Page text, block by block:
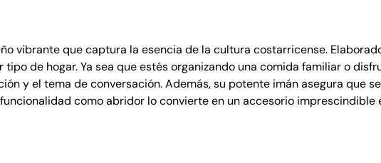
L
e
t
r
vibrante que captura la esencia de la cultura costarricense.
de hogar. Ya sea que estés organizando una comida familiar o
y el tema de conversación. Además, su potente imán asegura que
como abridor lo convierte en un accesorio imprescindible